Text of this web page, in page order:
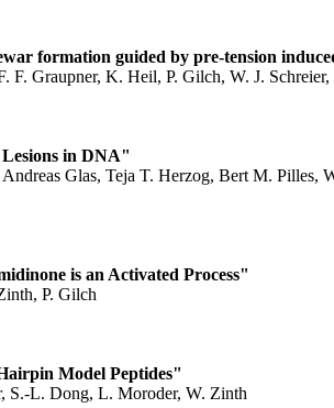
formation guided by pre-tension
F. Graupner, K. Heil, P. Gilch, W. J.
in DNA"
Glas, Teja T. Herzog, Bert M. Pilles,
is an Activated Process"
P. Gilch
Model Peptides"
S.-L. Dong, L. Moroder, W. Zinth